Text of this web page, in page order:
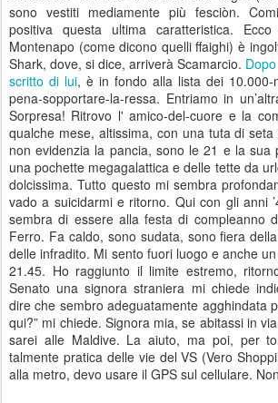
sono vestiti mediamente più fesciòn.
positiva questa ultima caratteristica.
Montenapo (come dicono quelli ffaighi) è
Shark, dove, si dice, arriverà Scamarcio.
scritto di lui, è in fondo alla lista dei 10.000-
pena-sopportare-la-ressa. Entriamo in
Sorpresa! Ritrovo l' amico-del-cuore e la
qualche mese, altissima, con una tuta di
non evidenzia la pancia, sono le 21 e la sua
una pochette megagalattica e delle tette da
dolcissima. Tutto questo mi sembra
vado a suicidarmi e ritorno. Qui con gli anni
sembra di essere alla festa di compleanno
Ferro. Fa caldo, sono sudata, sono fiera
delle infradito. Mi sento fuori luogo e anche
21.45. Ho raggiunto il limite estremo,
Senato una signora straniera mi chiede
dire che sembro adeguatamente agghindata
qui?” mi chiede. Signora mia, se abitassi in
sarei alle Maldive. La aiuto, ma poi, per
talmente pratica delle vie del VS (Vero
alla metro, devo usare il GPS sul cellulare.